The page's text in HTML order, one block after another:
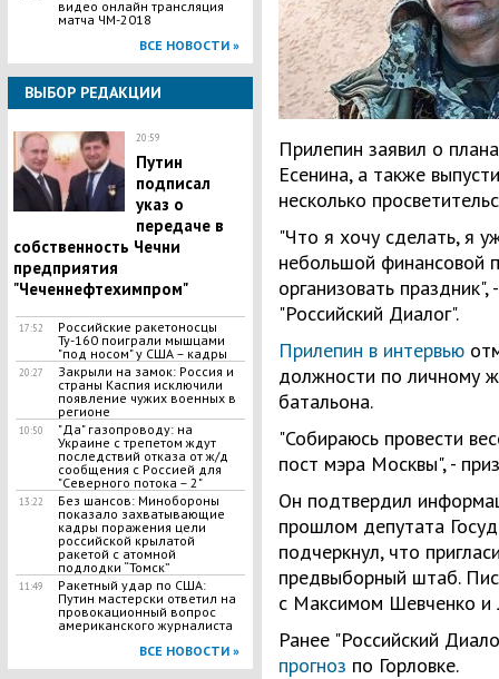
видео онлайн трансляция
матча ЧМ-2018
ВСЕ НОВОСТИ »
ВЫБОР РЕДАКЦИИ
20:59
Путин
подписал
указ о
передаче в
собственность Чечни
предприятия
"Чеченнефтехимпром"
17:52
Российские ракетоносцы
Ту-160 поиграли мышцами
"под носом" у США – кадры
20:27
Закрыли на замок: Россия и
страны Каспия исключили
появление чужих военных в
регионе
10:50
"Да" газопроводу: на
Украине с трепетом ждут
последствий отказа от ж/д
сообщения с Россией для
"Северного потока – 2"
13:22
Без шансов: Минобороны
показало захватывающие
кадры поражения цели
российской крылатой
ракетой с атомной
подлодки “Томск”
11:49
Ракетный удар по США:
Путин мастерски ответил на
провокационный вопрос
американского журналиста
ВСЕ НОВОСТИ »
Прилепин заявил о
Есенина, а также
несколько
"Что я хочу сделать, я
небольшой
организовать
"Российский Диалог".
Прилепин в интервью
должности по личному
батальона.
"Собираюсь провести
пост мэра Москвы", -
Он подтвердил
прошлом депутата
подчеркнул, что
предвыборный штаб.
с Максимом Шевченко
Ранее "Российский
прогноз по Горловке.